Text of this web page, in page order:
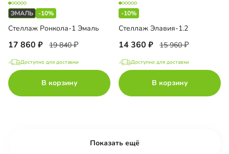
-10%
Стеллаж Ронкола-1 Эмаль
17 860 19 840
Доступно для доставки
В корзину
-10%
Стеллаж Элавия-1.2
14 360 15 960
Доступно для доставки
В корзину
Показать ещё